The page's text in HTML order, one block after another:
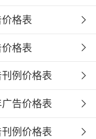
格表
格表
例价格表
告价格表
例价格表